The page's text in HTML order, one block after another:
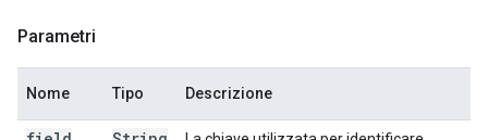
Parametri
Nome Tipo Descrizione